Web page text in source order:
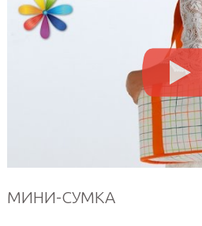
МИНИ-СУМКА